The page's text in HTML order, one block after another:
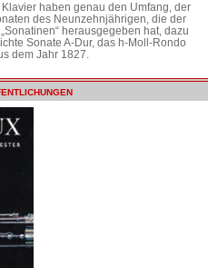
haben genau den Umfang, der
des Neunzehnjährigen, die der
herausgegeben hat, dazu
Sonate A-Dur, das h-Moll-Rondo
dem Jahr 1827.